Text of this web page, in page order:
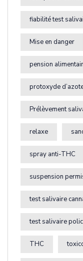
fiabilité test
Mise en danger
pension
protoxyde
Prélèvement
relaxe
spray anti-THC
suspension
test salivaire
test salivaire
THC